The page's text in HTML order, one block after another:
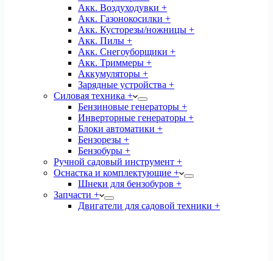
Акк. Воздуходувки +
Акк. Газонокосилки +
Акк. Кусторезы/ножницы +
Акк. Пилы +
Акк. Снегоуборщики +
Акк. Триммеры +
Аккумуляторы +
Зарядные устройства +
Силовая техника +
Бензиновые генераторы +
Инверторные генераторы +
Блоки автоматики +
Бензорезы +
Бензобуры +
Ручной садовый инструмент +
Оснастка и комплектующие +
Шнеки для бензобуров +
Запчасти +
Двигатели для садовой техники +